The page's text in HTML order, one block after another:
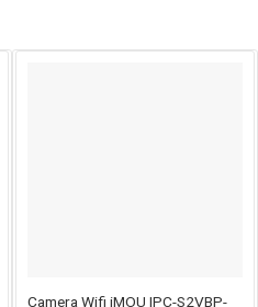
Camera Wifi iMOU IPC-S2VBP-